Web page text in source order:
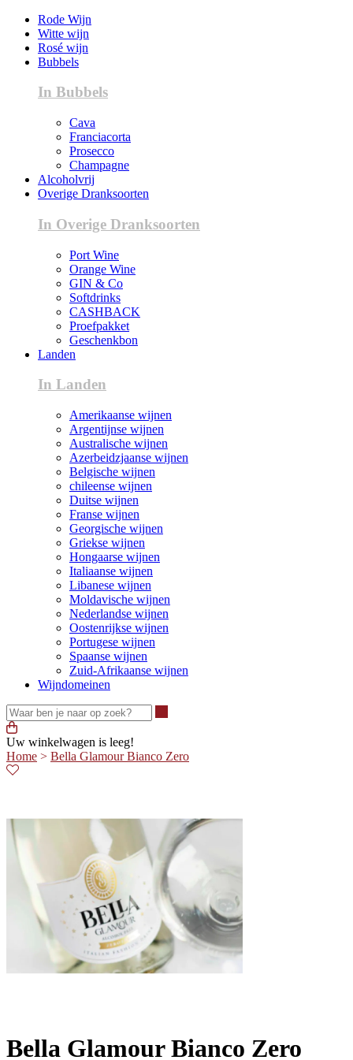
Rode Wijn
Witte wijn
Rosé wijn
Bubbels
In Bubbels
Cava
Franciacorta
Prosecco
Champagne
Alcoholvrij
Overige Dranksoorten
In Overige Dranksoorten
Port Wine
Orange Wine
GIN & Co
Softdrinks
CASHBACK
Proefpakket
Geschenkbon
Landen
In Landen
Amerikaanse wijnen
Argentijnse wijnen
Australische wijnen
Azerbeidzjaanse wijnen
Belgische wijnen
chileense wijnen
Duitse wijnen
Franse wijnen
Georgische wijnen
Griekse wijnen
Hongaarse wijnen
Italiaanse wijnen
Libanese wijnen
Moldavische wijnen
Nederlandse wijnen
Oostenrijkse wijnen
Portugese wijnen
Spaanse wijnen
Zuid-Afrikaanse wijnen
Wijndomeinen
Uw winkelwagen is leeg!
Home > Bella Glamour Bianco Zero
Bella Glamour Bianco Zero